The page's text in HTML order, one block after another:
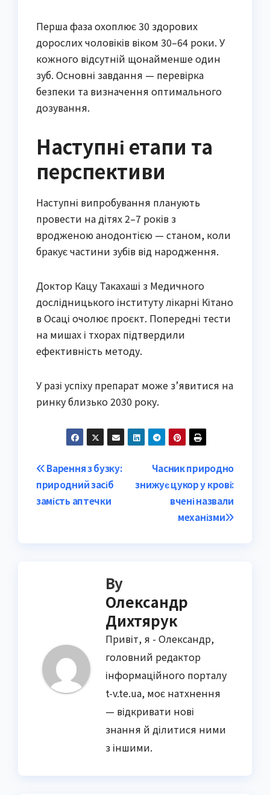
Перша фаза охоплює 30 здорових
дорослих чоловіків віком 30–64 роки. У
кожного відсутній щонайменше один
зуб. Основні завдання — перевірка
безпеки та визначення оптимального
дозування.
Наступні етапи та
перспективи
Наступні випробування планують
провести на дітях 2–7 років з
вродженою анодонтією — станом, коли
бракує частини зубів від народження.
Доктор Кацу Такахаші з Медичного
дослідницького інституту лікарні Кітано
в Осаці очолює проєкт. Попередні тести
на мишах і тхорах підтвердили
ефективність методу.
У разі успіху препарат може з’явитися на
ринку близько 2030 року.
Post
navigation
Часник природно
знижує цукор у крові:
вчені назвали
механізми
Варення з бузку:
природний засіб
замість аптечки
By
Олександр
Дихтярук
Привіт, я - Олександр,
головний редактор
інформаційного порталу
t-v.te.ua, моє натхнення
— відкривати нові
знання й ділитися ними
з іншими.